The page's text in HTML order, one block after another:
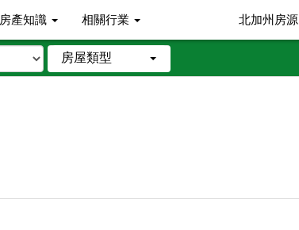
房產知識 相關行業 北加州房源
房屋類型